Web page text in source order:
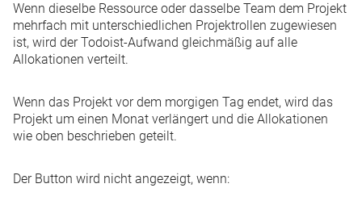
Wenn dieselbe Ressource oder dasselbe Team dem Projekt
mehrfach mit unterschiedlichen Projektrollen zugewiesen
ist, wird der Todoist-Aufwand gleichmäßig auf alle
Allokationen verteilt.
Wenn das Projekt vor dem morgigen Tag endet, wird das
Projekt um einen Monat verlängert und die Allokationen
wie oben beschrieben geteilt.
Der Button wird nicht angezeigt, wenn: